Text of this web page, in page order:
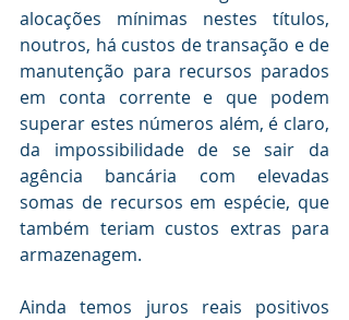
alocações mínimas nestes títulos,
noutros, há custos de transação e de
manutenção para recursos parados
em conta corrente e que podem
superar estes números além, é claro,
da impossibilidade de se sair da
agência bancária com elevadas
somas de recursos em espécie, que
também teriam custos extras para
armazenagem.
Ainda temos juros reais positivos